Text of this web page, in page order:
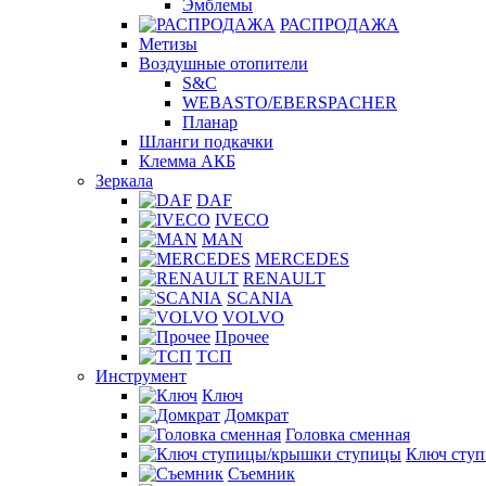
Эмблемы
РАСПРОДАЖА
Метизы
Воздушные отопители
S&C
WEBASTO/EBERSPACHER
Планар
Шланги подкачки
Клемма АКБ
Зеркала
DAF
IVECO
MAN
MERCEDES
RENAULT
SCANIA
VOLVO
Прочее
ТСП
Инструмент
Ключ
Домкрат
Головка сменная
Ключ
Съемник